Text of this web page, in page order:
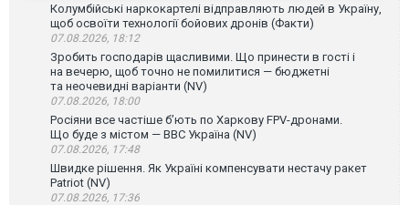
Колумбійські наркокартелі відправляють людей в Україну,
щоб освоїти технології бойових дронів (Факти)
07.08.2026, 18:12
Зробить господарів щасливими. Що принести в гості і
на вечерю, щоб точно не помилитися — бюджетні
та неочевидні варіанти (NV)
07.08.2026, 18:00
Росіяни все частіше бʼють по Харкову FPV-дронами.
Що буде з містом — ВВС Україна (NV)
07.08.2026, 17:48
Швидке рішення. Як Україні компенсувати нестачу ракет
Patriot (NV)
07.08.2026, 17:36